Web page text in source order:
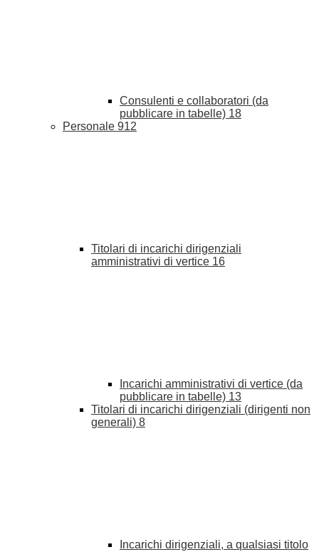
Consulenti e collaboratori (da
pubblicare in tabelle) 18
Personale 912
Titolari di incarichi dirigenziali
amministrativi di vertice 16
Incarichi amministrativi di vertice (da
pubblicare in tabelle) 13
Titolari di incarichi dirigenziali (dirigenti non
generali) 8
Incarichi dirigenziali, a qualsiasi titolo